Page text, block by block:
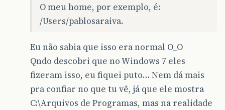
O meu home, por exemplo, é:
/Users/pablosaraiva.
Eu não sabia que isso era normal O_O
Qndo descobri que no Windows 7 eles
fizeram isso, eu fiquei puto… Nem dá mais
pra confiar no que tu vê, já que ele mostra
C:\Arquivos de Programas, mas na realidade